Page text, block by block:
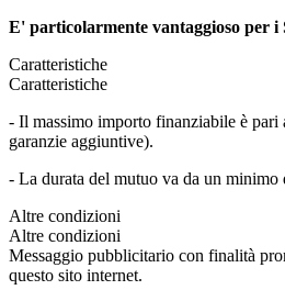
E' particolarmente vantaggioso per
Caratteristiche
Caratteristiche
- Il massimo importo finanziabile è pari
garanzie aggiuntive).
- La durata del mutuo va da un minimo
Altre condizioni
Altre condizioni
Messaggio pubblicitario con finalità
questo sito internet.